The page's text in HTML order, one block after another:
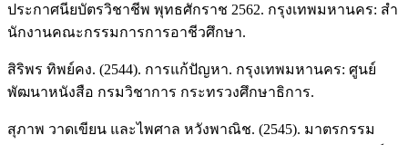
ประกาศนียบัตรวิชาชีพ พุทธศักราช 2562. กรุงเทพมหานคร: สํา
นักงานคณะกรรมการการอาชีวศึกษา.
สิริพร ทิพย์คง. (2544). การแก้ปัญหา. กรุงเทพมหานคร: ศูนย์
พัฒนาหนังสือ กรมวิชาการ กระทรวงศึกษาธิการ.
สุภาพ วาดเขียน และไพศาล หวังพาณิช. (2545). มาตรกรรม